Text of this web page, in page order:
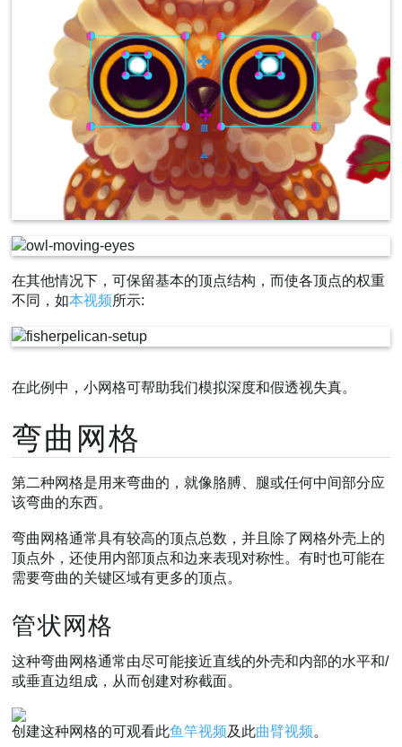
在其他情况下，可保留基本的顶点结构，而使各顶点的权重
不同，如本视频所示:
在此例中，小网格可帮助我们模拟深度和假透视失真。
弯曲网格
第二种网格是用来弯曲的，就像胳膊、腿或任何中间部分应
该弯曲的东西。
弯曲网格通常具有较高的顶点总数，并且除了网格外壳上的
顶点外，还使用内部顶点和边来表现对称性。有时也可能在
需要弯曲的关键区域有更多的顶点。
管状网格
这种弯曲网格通常由尽可能接近直线的外壳和内部的水平和/
或垂直边组成，从而创建对称截面。
创建这种网格的可观看此鱼竿视频及此曲臂视频。